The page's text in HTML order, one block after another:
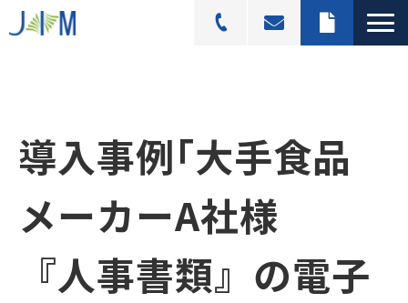
活用シーン
導入事例
料金プラン
ブログ記事一覧
導入事例｢大手食品
メーカーA社様
『人事書類』の電子